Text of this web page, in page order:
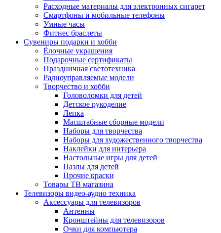
Расходные материалы для электронных сигарет
Смартфоны и мобильные телефоны
Умные часы
Фитнес браслеты
Сувениры подарки и хобби
Ёлочные украшения
Подарочные сертификаты
Праздничная светотехника
Радиоуправляемые модели
Творчество и хобби
Головоломки для детей
Детское рукоделие
Лепка
Масштабные сборные модели
Наборы для творчества
Наборы для художественного творчества
Наклейки для интерьера
Настольные игры для детей
Пазлы для детей
Прочие краски
Товары ТВ магазина
Телевизоры видео-аудио техника
Аксессуары для телевизоров
Антенны
Кронштейны для телевизоров
Очки для компьютера